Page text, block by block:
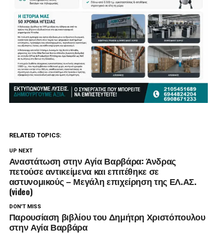
RELATED TOPICS:
UP NEXT
Αναστάτωση στην Αγία Βαρβάρα: Άνδρας
πετούσε αντικείμενα και επιτέθηκε σε
αστυνομικούς – Μεγάλη επιχείρηση της ΕΛ.ΑΣ.
(video)
DON'T MISS
Παρουσίαση βιβλίου του Δημήτρη Χριστόπουλου
στην Αγία Βαρβάρα